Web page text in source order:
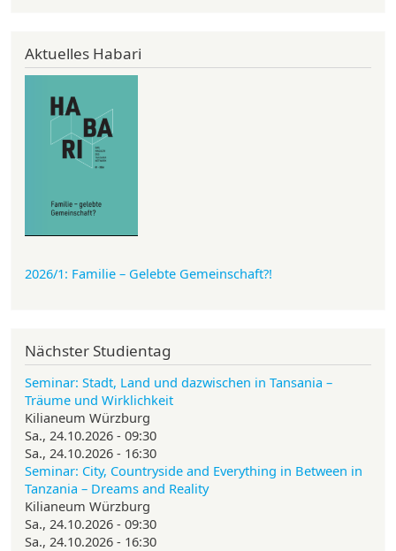
Aktuelles Habari
2026/1: Familie – Gelebte Gemeinschaft?!
Nächster Studientag
Seminar: Stadt, Land und dazwischen in Tansania –
Träume und Wirklichkeit
Kilianeum Würzburg
Sa., 24.10.2026 - 09:30
Sa., 24.10.2026 - 16:30
Seminar: City, Countryside and Everything in Between in
Tanzania – Dreams and Reality
Kilianeum Würzburg
Sa., 24.10.2026 - 09:30
Sa., 24.10.2026 - 16:30